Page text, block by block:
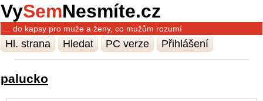
VySemNesmíte.cz
… do kapsy pro muže a ženy, co mužům rozumí
Hl. strana Hledat PC verze Přihlášení
palucko